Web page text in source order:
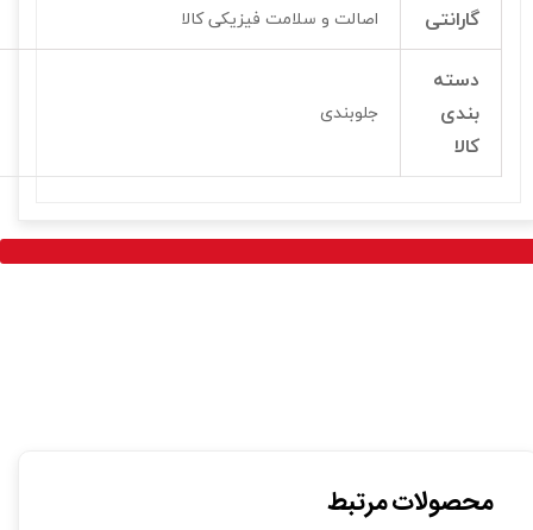
گارانتی اصالت و سلامت فیزیکی کالا
دسته
بندی
کالا
جلوبندی
محصولات مرتبط